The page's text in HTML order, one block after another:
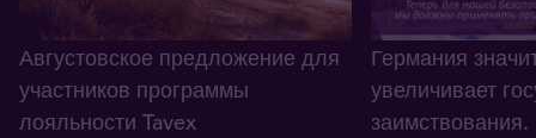
Августовское предложение для
участников программы
лояльности Tavex
Германия
увеличивает